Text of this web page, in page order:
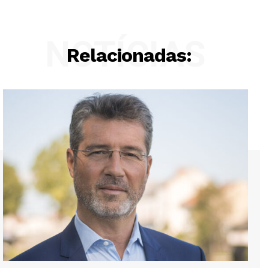
Relacionadas:
NOTÍCIAS